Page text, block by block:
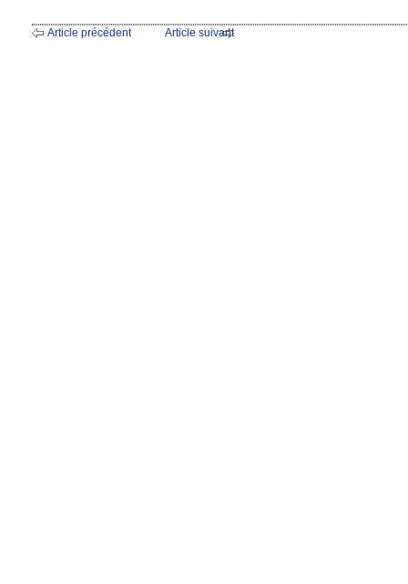
Article précédent Article suivant